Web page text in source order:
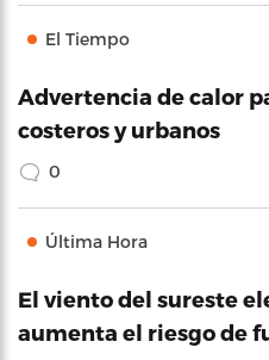
El Tiempo
Advertencia de calor
costeros y urbanos
0
Última Hora
El viento del sureste
aumenta el riesgo de